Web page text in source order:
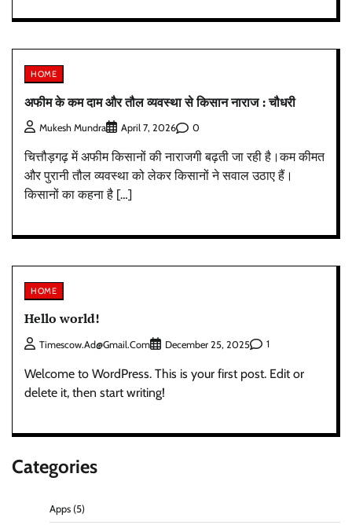
HOME
अफीम के कम दाम और तौल व्यवस्था से किसान नाराज : चौधरी
Mukesh Mundra April 7, 2026 0
चित्तौड़गढ़ में अफीम किसानों की नाराजगी बढ़ती जा रही है।कम कीमत
और पुरानी तौल व्यवस्था को लेकर किसानों ने सवाल उठाए हैं।
किसानों का कहना है […]
HOME
Hello world!
Timescow.ad@gmail.com December 25, 2025 1
Welcome to WordPress. This is your first post. Edit or
delete it, then start writing!
Categories
Apps (5)